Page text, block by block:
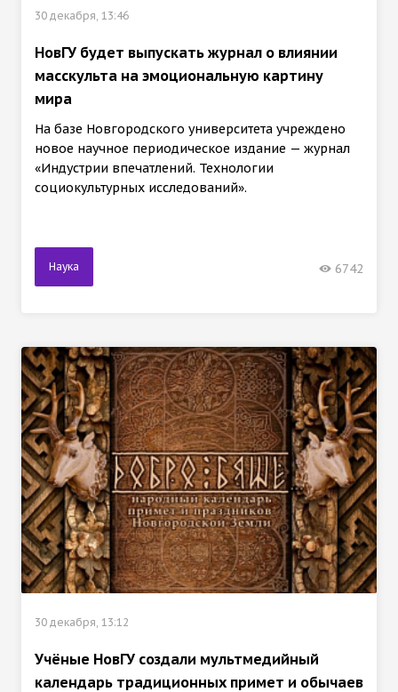
30 декабря, 13:46
НовГУ будет выпускать журнал о влиянии
масскульта на эмоциональную картину
мира
На базе Новгородского университета учреждено
новое научное периодическое издание — журнал
«Индустрии впечатлений. Технологии
социокультурных исследований».
Наука 6742
30 декабря, 13:12
Учёные НовГУ создали мультмедийный
календарь традиционных примет и обычаев